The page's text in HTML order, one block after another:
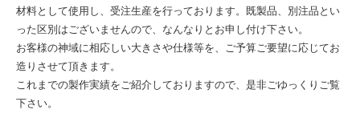
材料として使用し、受注生産を行っております。既製品、別注品とい
った区別はございませんので、なんなりとお申し付け下さい。
お客様の神域に相応しい大きさや仕様等を、ご予算ご要望に応じてお
造りさせて頂きます。
これまでの製作実績をご紹介しておりますので、是非ごゆっくりご覧
下さい。